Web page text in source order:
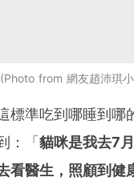
Photo from 網友趙沛琪
標準吃到哪睡到哪
：「 貓咪是我去7
看醫生，照顧到健